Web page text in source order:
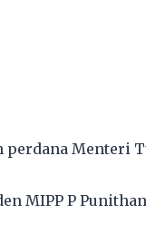
Menteri
MIPP P